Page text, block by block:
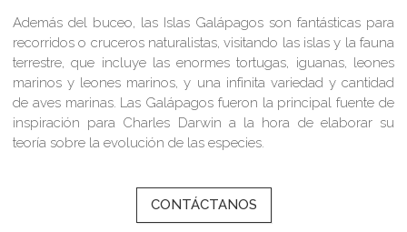
Además del buceo, las Islas Galápagos son fantásticas para
recorridos o cruceros naturalistas, visitando las islas y la fauna
terrestre, que incluye las enormes tortugas, iguanas, leones
marinos y leones marinos, y una infinita variedad y cantidad
de aves marinas. Las Galápagos fueron la principal fuente de
inspiración para Charles Darwin a la hora de elaborar su
teoría sobre la evolución de las especies.
CONTÁCTANOS